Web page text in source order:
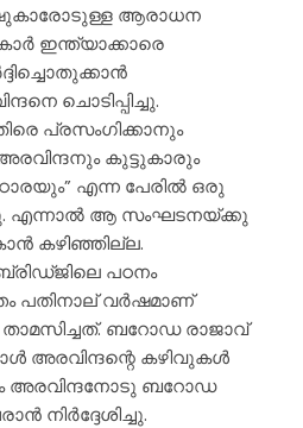
ആരാധന
ഇന്ത്യാക്കാരെ
ചൊടിപ്പിച്ചു.
പ്രസംഗിക്കാനും
കുട്ടുകാരും
എന്ന പേരിൽ ഒരു
എന്നാൽ ആ സംഘടനയ്ക്കു
കഴിഞ്ഞില്ല.
പഠനം
പതിനാല് വർഷമാണ്
ബറോഡ രാജാവ്
അരവിന്ദന്റെ കഴിവുകൾ
അരവിന്ദനോടു ബറോഡ
നിർദ്ദേശിച്ചു.